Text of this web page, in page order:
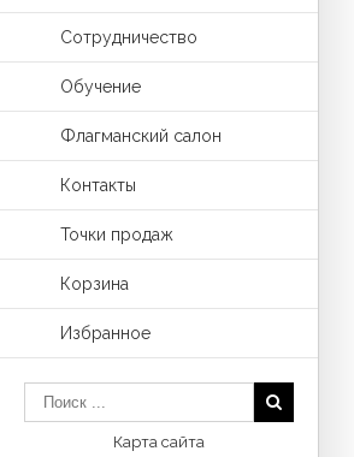
Сотрудничество
Обучение
Флагманский салон
Контакты
Точки продаж
Корзина
Избранное
Карта сайта